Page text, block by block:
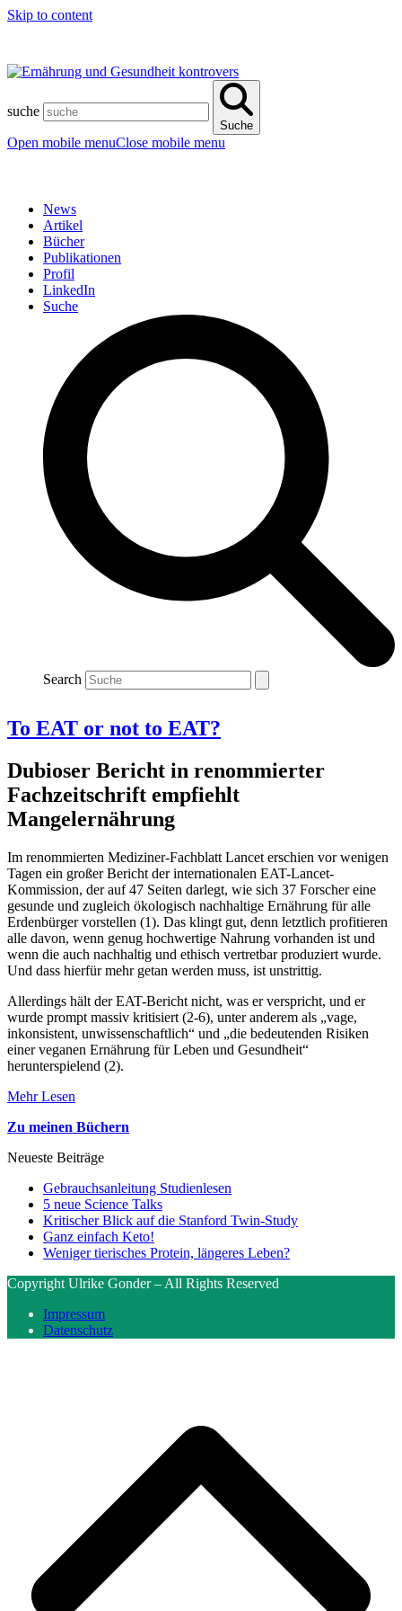
Skip to content
suche
Suche
Open mobile menuClose mobile menu
News
Artikel
Bücher
Publikationen
Profil
LinkedIn
Suche
Search
To EAT or not to EAT?
Dubioser Bericht in renommierter
Fachzeitschrift empfiehlt
Mangelernährung
Im renommierten Mediziner-Fachblatt Lancet erschien vor wenigen
Tagen ein großer Bericht der internationalen EAT-Lancet-
Kommission, der auf 47 Seiten darlegt, wie sich 37 Forscher eine
gesunde und zugleich ökologisch nachhaltige Ernährung für alle
Erdenbürger vorstellen (1). Das klingt gut, denn letztlich profitieren
alle davon, wenn genug hochwertige Nahrung vorhanden ist und
wenn die auch nachhaltig und ethisch vertretbar produziert wurde.
Und dass hierfür mehr getan werden muss, ist unstrittig.
Allerdings hält der EAT-Bericht nicht, was er verspricht, und er
wurde prompt massiv kritisiert (2-6), unter anderem als „vage,
inkonsistent, unwissenschaftlich“ und „die bedeutenden Risiken
einer veganen Ernährung für Leben und Gesundheit“
herunterspielend (2).
Mehr Lesen
Zu meinen Büchern
Neueste Beiträge
Gebrauchsanleitung Studienlesen
5 neue Science Talks
Kritischer Blick auf die Stanford Twin-Study
Ganz einfach Keto!
Weniger tierisches Protein, längeres Leben?
Copyright Ulrike Gonder – All Rights Reserved
Impressum
Datenschutz